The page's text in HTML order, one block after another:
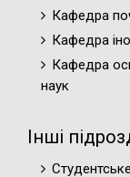
Кафедра
Кафедра
Кафедра
наук
Інші